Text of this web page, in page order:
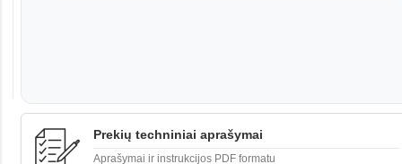
Prekių techniniai aprašymai
Aprašymai ir instrukcijos PDF formatu